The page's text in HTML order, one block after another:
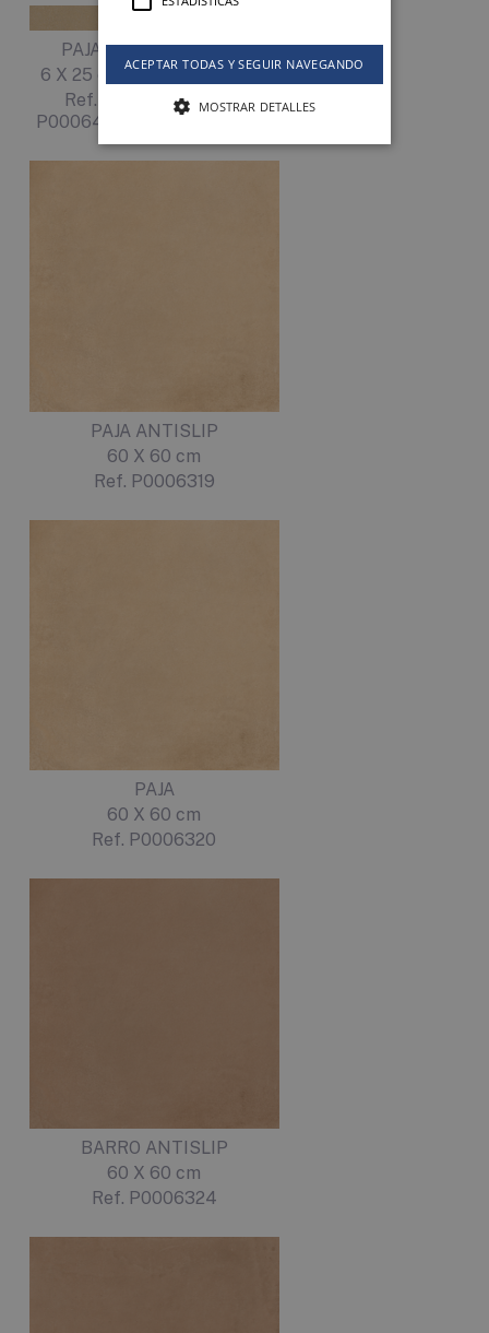
PAJA
6 X 25 cm
Ref.
P0006476
BARRO
6 X 25 cm
Ref.
PAJA ANTISLIP
60 X 60 cm
Ref. P0006319
PAJA
60 X 60 cm
Ref. P0006320
BARRO ANTISLIP
60 X 60 cm
Ref. P0006324
ACEPTAR TODAS Y SEGUIR NAVEGANDO
MOSTRAR DETALLES